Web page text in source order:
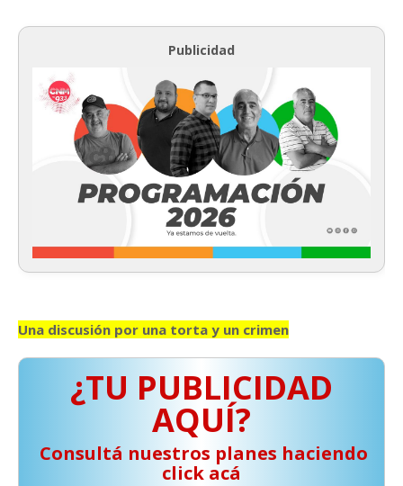
Publicidad
Una discusión por una torta y un crimen
¿TU PUBLICIDAD
AQUÍ?
️ Consultá nuestros planes haciendo
click acá